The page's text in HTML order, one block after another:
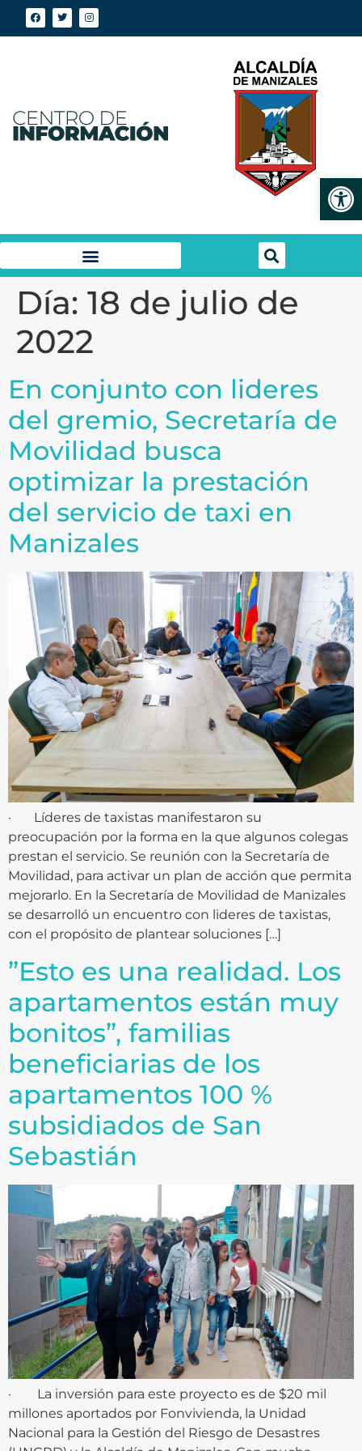
Día: 18 de julio de
2022
En conjunto con lideres
del gremio, Secretaría de
Movilidad busca
optimizar la prestación
del servicio de taxi en
Manizales
· Líderes de taxistas manifestaron su
preocupación por la forma en la que algunos colegas
prestan el servicio. Se reunión con la Secretaría de
Movilidad, para activar un plan de acción que permita
mejorarlo. En la Secretaría de Movilidad de Manizales
se desarrolló un encuentro con lideres de taxistas,
con el propósito de plantear soluciones […]
”Esto es una realidad. Los
apartamentos están muy
bonitos”, familias
beneficiarias de los
apartamentos 100 %
subsidiados de San
Sebastián
· La inversión para este proyecto es de $20 mil
millones aportados por Fonvivienda, la Unidad
Nacional para la Gestión del Riesgo de Desastres